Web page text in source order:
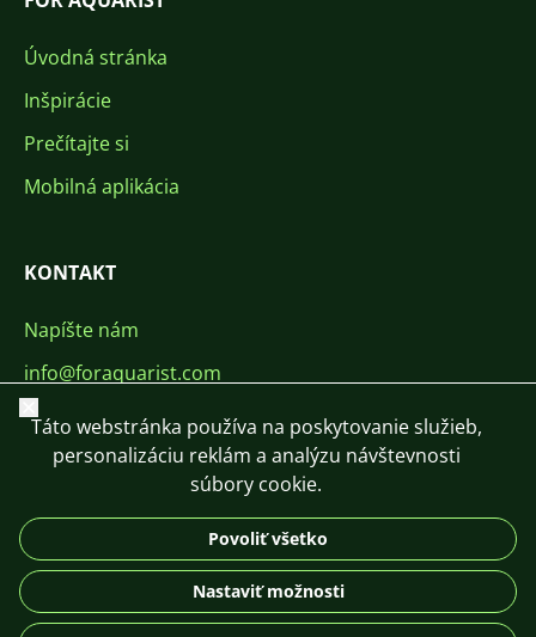
Úvodná stránka
Inšpirácie
Prečítajte si
Mobilná aplikácia
KONTAKT
Napíšte nám
info@foraquarist.com
+420 603 449 602
DE
© 2026 For Aquarist
Zavrieť
Táto webstránka používa na poskytovanie služieb,
personalizáciu reklám a analýzu návštevnosti
súbory cookie.
Povoliť všetko
Nastaviť možnosti